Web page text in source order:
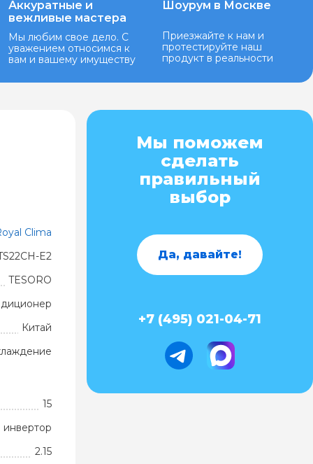
Аккуратные и
вежливые мастера
Мы любим свое дело. С
уважением относимся к
вам и вашему имуществу
Шоурум в Москве
Приезжайте к нам и
протестируйте наш
продукт в реальности
Clima
E2
TESORO
Китай
15
2.15
Мы поможем
сделать
правильный
выбор
Да, давайте!
+7 (495) 021-04-71